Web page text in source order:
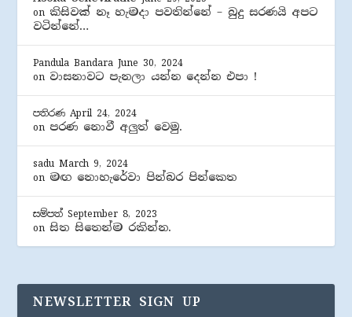
on කිසිවක් නෑ හැමදා පවතින්නේ – බුදු සරණයි අපට
වටින්නේ…
Pandula Bandara June 30, 2024
on වාසනාවට පැනලා යන්න දෙන්න එපා !
පතිරණ April 24, 2024
on පරණ නොවී අලුත් වෙමු.
sadu March 9, 2024
on මඟ නොහැරේවා පින්බර පින්කෙත
සම්පත් September 8, 2023
onසිත සිතෙන්ම රකින්න.
NEWSLETTER SIGN UP